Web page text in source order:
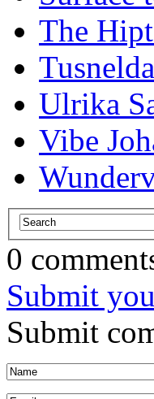
The
Ulrika
Vibe
0
Submit
Submit